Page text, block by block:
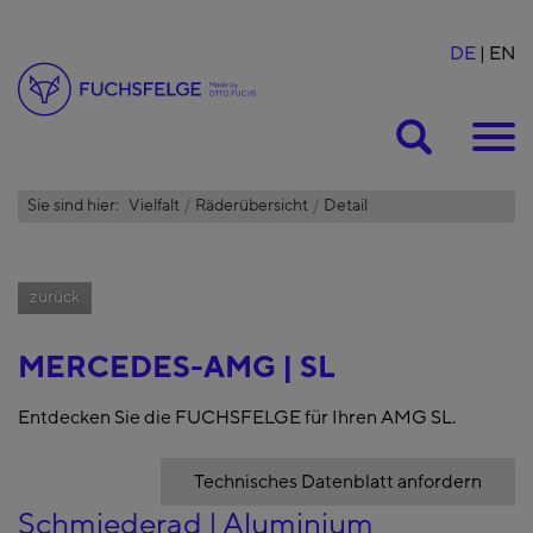
DE EN
Sie sind hier: Vielfalt Räderübersicht Detail
zurück
MERCEDES-AMG | SL
Entdecken Sie die FUCHSFELGE für Ihren AMG SL.
Technisches Datenblatt anfordern
Schmiederad | Aluminium